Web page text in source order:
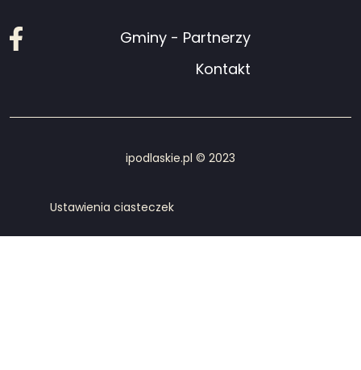
Facebook
Gminy - Partnerzy
Kontakt
ipodlaskie.pl © 2023
Ustawienia ciasteczek